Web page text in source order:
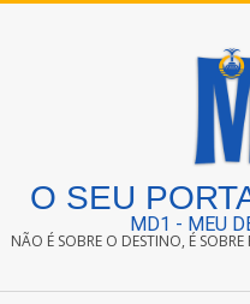
O SEU
MD1 - MEU
NÃO É SOBRE O DESTINO, É